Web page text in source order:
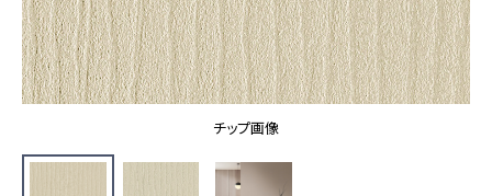
#リリカラのある暮らし
ショールーム トップ
東京ショールーム
大阪ショールーム
お客様サポート
お客様サポート トップ
画像ダウンロード
チップ画像